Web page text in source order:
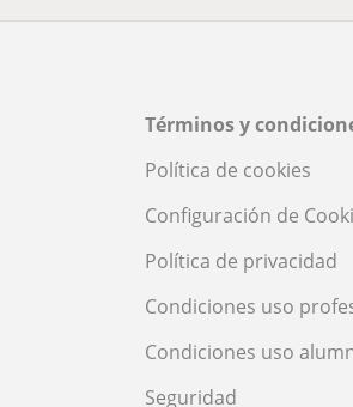
Términos y
Política de cookies
Configuración de
Política de privacidad
Condiciones uso
Condiciones uso
Seguridad